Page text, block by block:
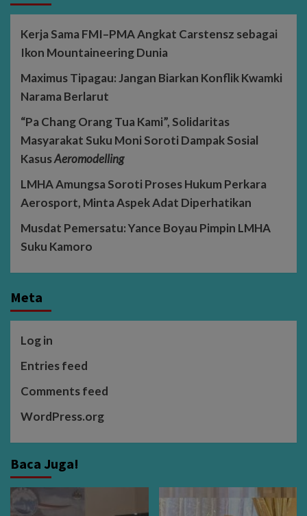
Kerja Sama FMI–PMA Angkat Carstensz sebagai
Ikon Mountaineering Dunia
Maximus Tipagau: Jangan Biarkan Konflik Kwamki
Narama Berlarut
“Pa Chang Orang Tua Kami”, Solidaritas
Masyarakat Suku Moni Soroti Dampak Sosial
KasusAeromodelling
LMHA Amungsa Soroti Proses Hukum Perkara
Aerosport, Minta Aspek Adat Diperhatikan
Musdat Pemersatu: Yance Boyau Pimpin LMHA
Suku Kamoro
Meta
Log in
Entries feed
Comments feed
WordPress.org
Baca Juga!